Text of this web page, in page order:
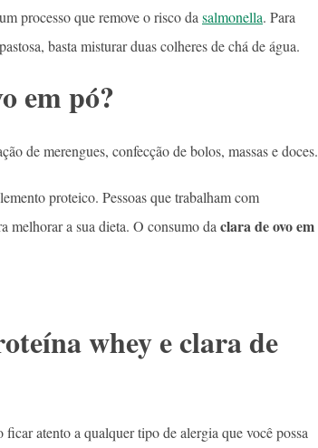
processo que remove o risco dasalmonella. Para
basta misturar duas colheres de chá de água.
em pó?
de merengues, confecção de bolos, massas e doces.
proteico. Pessoas que trabalham com
melhorar a sua dieta. O consumo da clara de ovo em
whey e clara de
atento a qualquer tipo de alergia que você possa